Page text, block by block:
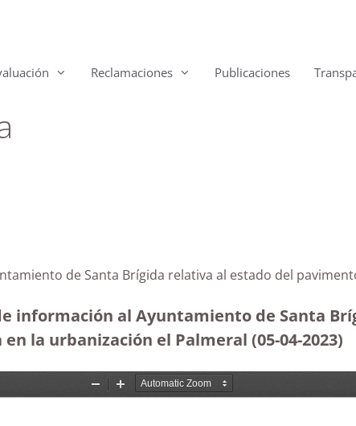
Reclamaciones Publicaciones
de Santa Brígida relativa al estado del
información al Ayuntamiento de Santa
la urbanización el Palmeral (05-04-2023)